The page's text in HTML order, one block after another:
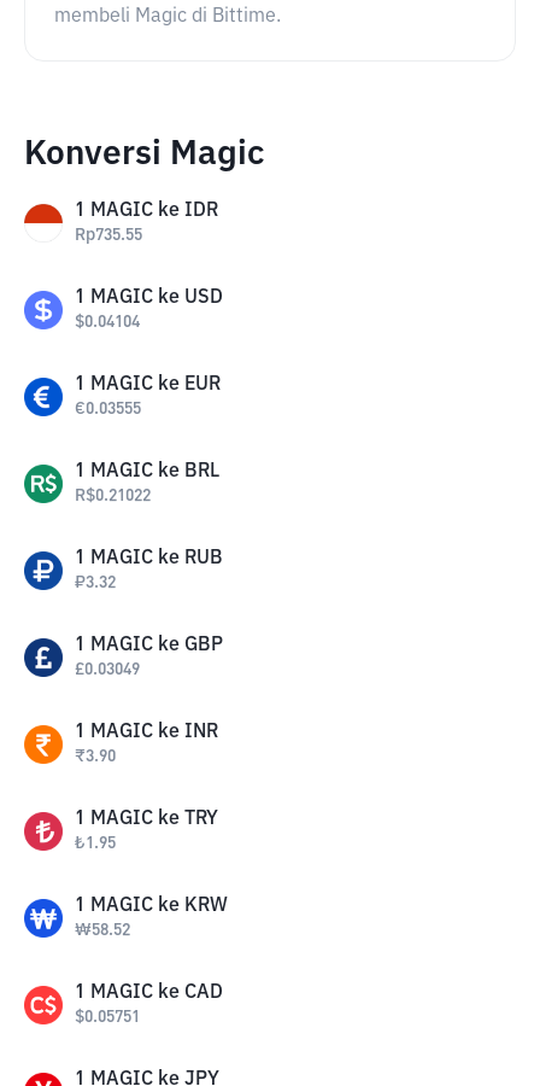
membeli Magic di Bittime.
Konversi Magic
1 MAGIC ke IDR
Rp735.55
1 MAGIC ke USD
$0.04104
1 MAGIC ke EUR
€0.03555
1 MAGIC ke BRL
R$0.21022
1 MAGIC ke RUB
₽3.32
1 MAGIC ke GBP
£0.03049
1 MAGIC ke INR
₹3.90
1 MAGIC ke TRY
₺1.95
1 MAGIC ke KRW
₩58.52
1 MAGIC ke CAD
$0.05751
1 MAGIC ke JPY